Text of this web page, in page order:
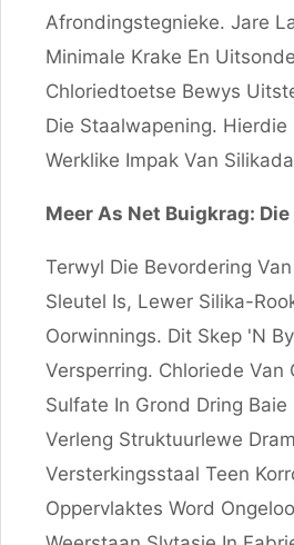
Afrondingstegnieke. Jare
Minimale Krake En
Chloriedtoetse Bewys
Die Staalwapening. Hierdie
Werklike Impak Van
Meer As Net Buigkrag:
Terwyl Die Bevordering
Sleutel Is, Lewer Silika-
Oorwinnings. Dit Skep 'n
Versperring. Chloriede Van
Sulfate In Grond Dring
Verleng Struktuurlewe
Versterkingsstaal Teen
Oppervlaktes Word